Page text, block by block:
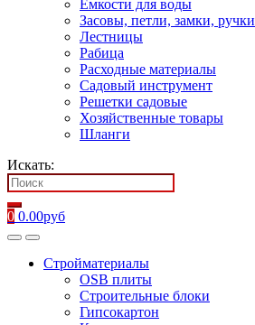
Емкости для воды
Засовы, петли, замки, ручки
Лестницы
Рабица
Расходные материалы
Садовый инструмент
Решетки садовые
Хозяйственные товары
Шланги
Искать:
0 0.00руб
Стройматериалы
OSB плиты
Строительные блоки
Гипсокартон